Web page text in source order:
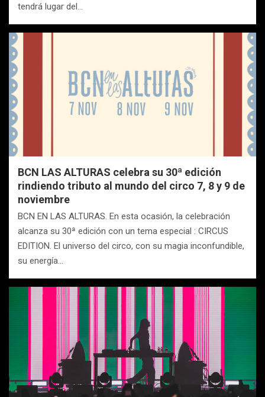
tendrá lugar del…
BCN LAS ALTURAS celebra su 30ª edición
rindiendo tributo al mundo del circo 7, 8 y 9 de
noviembre
BCN EN LAS ALTURAS. En esta ocasión, la celebración
alcanza su 30ª edición con un tema especial : CIRCUS
EDITION. El universo del circo, con su magia inconfundible,
su energía…